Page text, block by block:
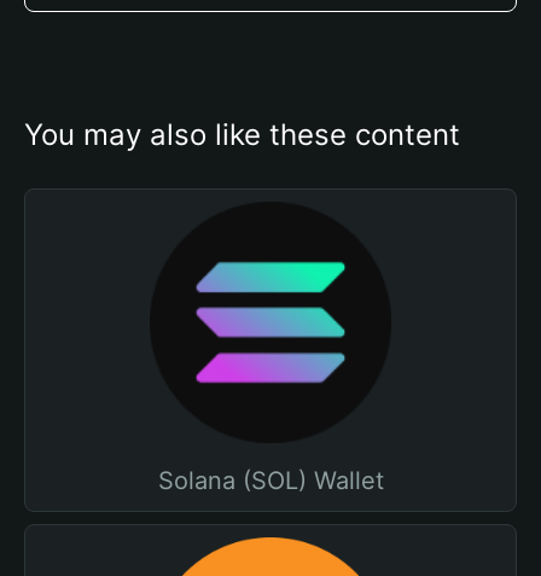
You may also like these content
Solana (SOL) Wallet